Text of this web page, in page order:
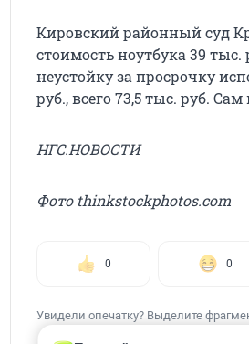
Кировский районный суд
стоимость ноутбука 39
неустойку за просрочку
руб., всего 73,5 тыс. руб.
НГС.НОВОСТИ
Фото thinkstockphotos.com
0 0
Увидели опечатку? Выделите